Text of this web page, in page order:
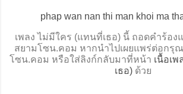
phap wan nan thi man khoi ma
เพลง ไม่มีใคร (แทนที่เธอ) นี้ ถอดคำร้อง
สยามโซน.คอม หากนำไปเผยแพร่ต่อกรุ
โซน.คอม หรือใส่ลิงก์กลับมาที่หน้า เนื้อเ
เธอ) ด้วย